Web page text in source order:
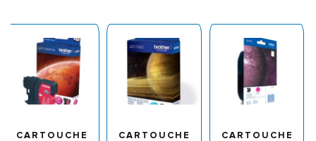
CARTOUCHE
CARTOUCHE
CARTOUCHE